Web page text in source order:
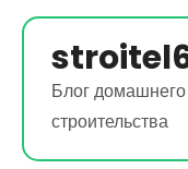
Перейти
содержимому
Блог
строительства